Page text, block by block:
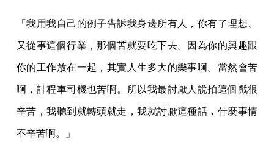
「我用我自己的例子告訴我身邊所有人，你有了理想、
又從事這個行業，那個苦就要吃下去。因為你的興趣跟
你的工作放在一起，其實人生多大的樂事啊。當然會苦
啊，計程車司機也苦啊。所以我最討厭人說拍這個戲很
辛苦，我聽到就轉頭就走，我就討厭這種話，什麼事情
不辛苦啊。」